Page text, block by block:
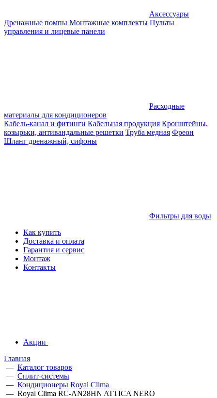
Аксессуары
Дренажные помпы Монтажные комплекты Пульты
управления и лицевые панели
Расходные
материалы для кондиционеров
Кабель-канал и фитинги Кабельная продукция Кронштейны,
козырьки, антивандальные решетки Труба медная Фреон
Шланг дренажный, сифоны
Фильтры для воды
Как купить
Доставка и оплата
Гарантия и сервис
Монтаж
Контакты
Акции
Главная
— Каталог товаров
— Сплит-системы
— Кондиционеры Royal Clima
— Royal Clima RC-AN28HN ATTICA NERO